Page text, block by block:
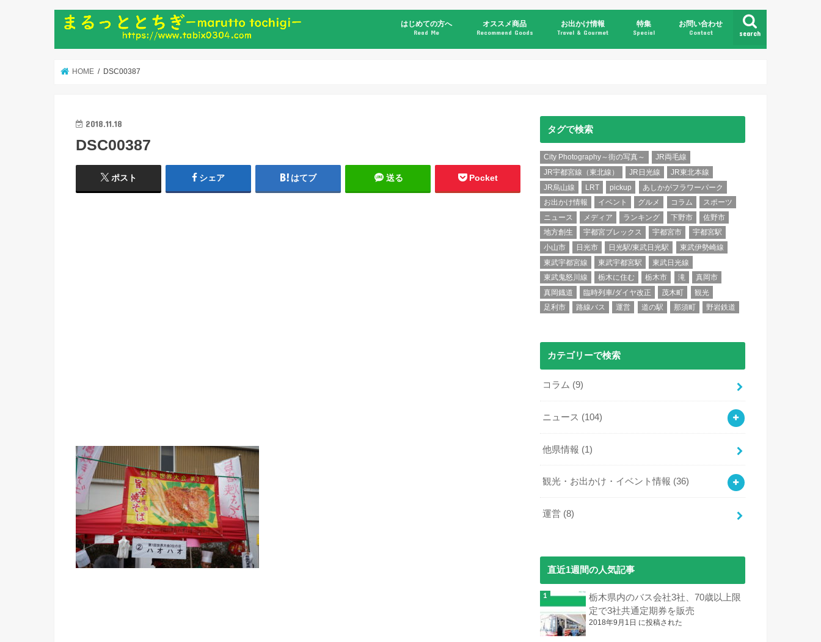
search
はじめての方へ
Read Me
オススメ商品
Recommend Goods
お出かけ情報
Travel & Gourmet
特集
Special
お問い合わせ
Contact
HOME DSC00387
2018.11.18
DSC00387
ポスト シェア はてブ 送る Pocket
タグで検索
City Photography～街の写真～
JR両毛線
JR宇都宮線（東北線）
JR日光線
JR東北本線
JR烏山線
LRT pickup
あしかがフラワーパーク
お出かけ情報
イベント グルメ コラム
スポーツ
ニュース
メディア ランキング 下野市
佐野市
地方創生
宇都宮ブレックス 宇都宮市
宇都宮駅
小山市
日光市 日光駅/東武日光駅
東武伊勢崎線
東武宇都宮線
東武宇都宮駅
東武日光線
東武鬼怒川線
栃木に住む 栃木市 滝
真岡市
真岡鐡道
臨時列車/ダイヤ改正 茂木町
観光
足利市
路線バス 運営 道の駅 那須町 野岩鉄道
カテゴリーで検索
コラム (9)
ニュース (104)
他県情報 (1)
観光・お出かけ・イベント情報 (36)
運営 (8)
直近1週間の人気記事
栃木県内のバス会社3社、70歳以上限
定で3社共通定期券を販売
2018年9月1日 に投稿された